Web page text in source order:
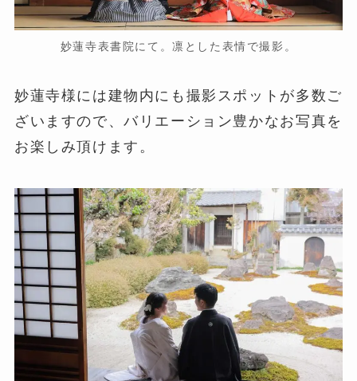
妙蓮寺表書院にて。凛とした表情で撮影。
妙蓮寺様には建物内にも撮影スポットが多数ご
ざいますので、バリエーション豊かなお写真を
お楽しみ頂けます。